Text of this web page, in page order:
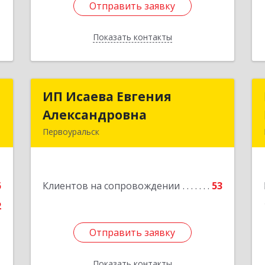
Отправить заявку
Показать контакты
Отправить заявку
Назад
ИП Исаева Евгения
Александровна
Первоуральск
Клиентов на сопровождении 53
Отправить заявку
ИП Исаева Евгения
Александровна
Отправить заявку